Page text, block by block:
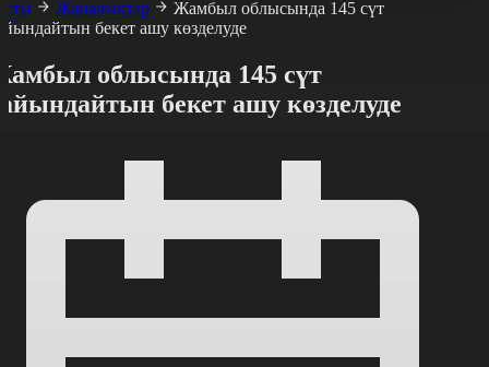
Жаңалықтар
Жамбыл облысында 145 сүт
бекет ашу көзделуде
облысында 145 сүт
бекет ашу көзделуде